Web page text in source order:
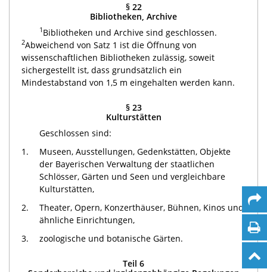
§ 22
Bibliotheken, Archive
1 Bibliotheken und Archive sind geschlossen.
2Abweichend von Satz 1 ist die Öffnung von
wissenschaftlichen Bibliotheken zulässig, soweit
sichergestellt ist, dass grundsätzlich ein
Mindestabstand von 1,5 m eingehalten werden kann.
§ 23
Kulturstätten
Geschlossen sind:
1.
Museen, Ausstellungen, Gedenkstätten, Objekte
der Bayerischen Verwaltung der staatlichen
Schlösser, Gärten und Seen und vergleichbare
Kulturstätten,
2.
Theater, Opern, Konzerthäuser, Bühnen, Kinos und
ähnliche Einrichtungen,
3.
zoologische und botanische Gärten.
Teil 6